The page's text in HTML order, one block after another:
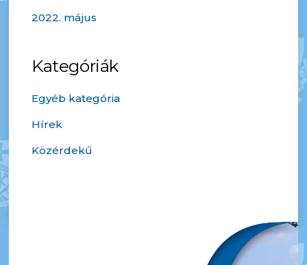
2022. május
Kategóriák
Egyéb kategória
Hírek
Közérdekű